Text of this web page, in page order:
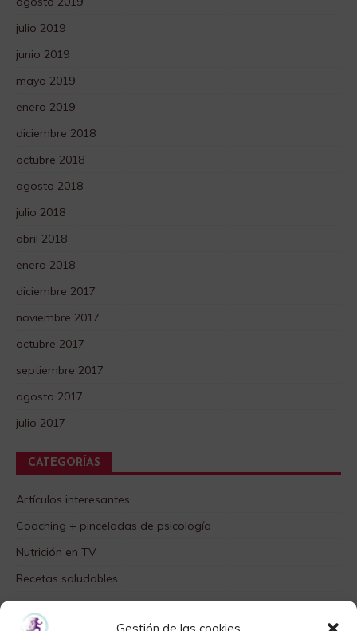
julio 2019
junio 2019
mayo 2019
enero 2019
diciembre 2018
octubre 2018
agosto 2018
julio 2018
abril 2018
enero 2018
diciembre 2017
noviembre 2017
octubre 2017
septiembre 2017
agosto 2017
julio 2017
CATEGORÍAS
Artículos interesantes
Coaching + pinceladas de psicología
Nutrición en TV
Recetas saludables
SABORES DIFERENTES